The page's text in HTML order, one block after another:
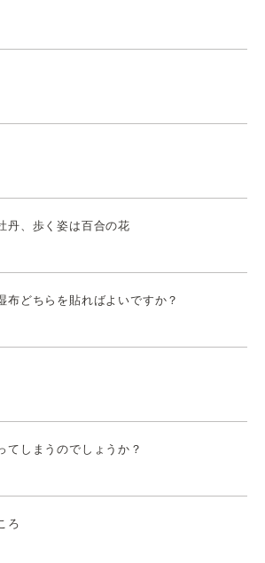
丹、歩く姿は百合の花
布どちらを貼ればよいですか？
てしまうのでしょうか？
ろ